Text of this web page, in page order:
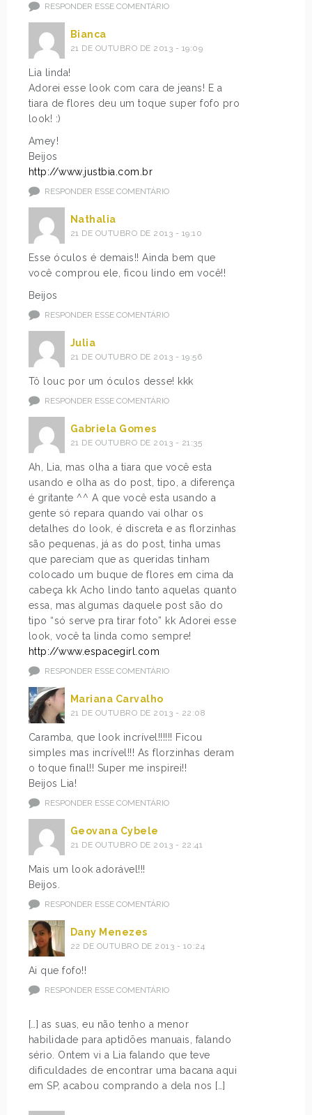
RESPONDER ESSE COMENTÁRIO
Bianca
21 DE OUTUBRO DE 2013 - 19:09
Lia linda!
Adorei esse look com cara de jeans! E a
tiara de flores deu um toque super fofo pro
look! :)
Amey!
Beijos
http://www.justbia.com.br
RESPONDER ESSE COMENTÁRIO
Nathalia
21 DE OUTUBRO DE 2013 - 19:10
Esse óculos é demais!! Ainda bem que
você comprou ele, ficou lindo em você!!
Beijos
RESPONDER ESSE COMENTÁRIO
Julia
21 DE OUTUBRO DE 2013 - 19:56
Tô louc por um óculos desse! kkk
RESPONDER ESSE COMENTÁRIO
Gabriela Gomes
21 DE OUTUBRO DE 2013 - 21:35
Ah, Lia, mas olha a tiara que você esta
usando e olha as do post, tipo, a diferença
é gritante ^^ A que você esta usando a
gente só repara quando vai olhar os
detalhes do look, é discreta e as florzinhas
são pequenas, já as do post, tinha umas
que pareciam que as queridas tinham
colocado um buque de flores em cima da
cabeça kk Acho lindo tanto aquelas quanto
essa, mas algumas daquele post são do
tipo “só serve pra tirar foto” kk Adorei esse
look, você ta linda como sempre!
http://www.espacegirl.com
RESPONDER ESSE COMENTÁRIO
Mariana Carvalho
21 DE OUTUBRO DE 2013 - 22:08
Caramba, que look incrível!!!!!! Ficou
simples mas incrível!!! As florzinhas deram
o toque final!! Super me inspirei!!
Beijos Lia!
RESPONDER ESSE COMENTÁRIO
Geovana Cybele
21 DE OUTUBRO DE 2013 - 22:41
Mais um look adorável!!!
Beijos.
RESPONDER ESSE COMENTÁRIO
Dany Menezes
22 DE OUTUBRO DE 2013 - 10:24
Ai que fofo!!
RESPONDER ESSE COMENTÁRIO
[…] as suas, eu não tenho a menor
habilidade para aptidões manuais, falando
sério. Ontem vi a Lia falando que teve
dificuldades de encontrar uma bacana aqui
em SP, acabou comprando a dela nos […]